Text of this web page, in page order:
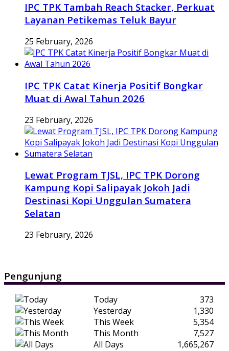
IPC TPK Tambah Reach Stacker, Perkuat
Layanan Petikemas Teluk Bayur
25 February, 2026
IPC TPK Catat Kinerja Positif Bongkar
Muat di Awal Tahun 2026
23 February, 2026
Lewat Program TJSL, IPC TPK Dorong
Kampung Kopi Salipayak Jokoh Jadi
Destinasi Kopi Unggulan Sumatera
Selatan
23 February, 2026
Pengunjung
Today
373
Yesterday
1,330
This Week
5,354
This Month
7,527
All Days
1,665,267